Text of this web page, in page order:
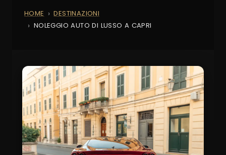
HOME
DESTINAZIONI
NOLEGGIO AUTO DI LUSSO A CAPRI